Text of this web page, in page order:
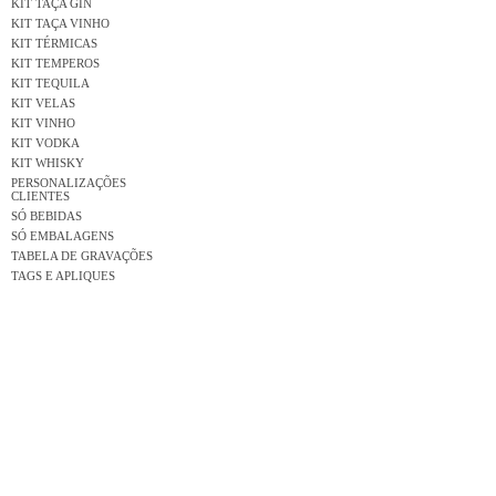
KIT TAÇA GIN
KIT TAÇA VINHO
KIT TÉRMICAS
KIT TEMPEROS
KIT TEQUILA
KIT VELAS
KIT VINHO
KIT VODKA
KIT WHISKY
PERSONALIZAÇÕES
CLIENTES
SÓ BEBIDAS
SÓ EMBALAGENS
TABELA DE GRAVAÇÕES
TAGS E APLIQUES